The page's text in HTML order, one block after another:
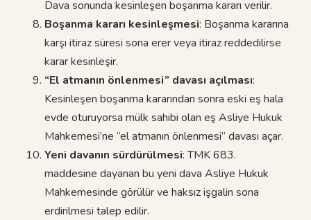
Dava sonunda kesinleşen boşanma kararı verilir.
Boşanma kararı kesinleşmesi: Boşanma kararına
karşı itiraz süresi sona erer veya itiraz reddedilirse
karar kesinleşir.
“El atmanın önlenmesi” davası açılması:
Kesinleşen boşanma kararından sonra eski eş hala
evde oturuyorsa mülk sahibi olan eş Asliye Hukuk
Mahkemesi’ne “el atmanın önlenmesi” davası açar.
Yeni davanın sürdürülmesi: TMK 683.
maddesine dayanan bu yeni dava Asliye Hukuk
Mahkemesinde görülür ve haksız işgalin sona
erdirilmesi talep edilir.